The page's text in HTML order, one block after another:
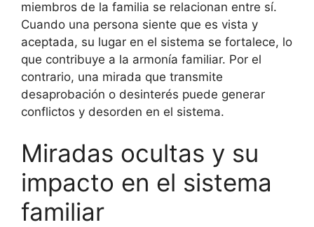
miembros de la familia se relacionan entre sí.
Cuando una persona siente que es vista y
aceptada, su lugar en el sistema se fortalece, lo
que contribuye a la armonía familiar. Por el
contrario, una mirada que transmite
desaprobación o desinterés puede generar
conflictos y desorden en el sistema.
Miradas ocultas y su
impacto en el sistema
familiar